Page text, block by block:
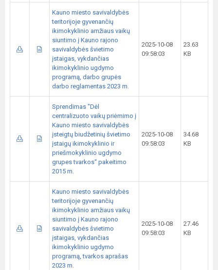
Kauno miesto savivaldybės
teritorijoje gyvenančių
ikimokyklinio amžiaus vaikų
siuntimo į Kauno rajono
savivaldybės švietimo
įstaigas, vykdančias
ikimokyklinio ugdymo
programą, darbo grupės
darbo reglamentas 2023 m.
2025-10-08
09:58:03
23.63
KB
Sprendimas "Dėl
centralizuoto vaikų priėmimo į
Kauno miesto savivaldybės
įsteigtų biudžetinių švietimo
įstaigų ikimokyklinio ir
priešmokyklinio ugdymo
grupes tvarkos“ pakeitimo
2015 m.
2025-10-08
09:58:03
34.68
KB
Kauno miesto savivaldybės
teritorijoje gyvenančių
ikimokyklinio amžiaus vaikų
siuntimo į Kauno rajono
savivaldybės švietimo
įstaigas, vykdančias
ikimokyklinio ugdymo
programą, tvarkos aprašas
2023 m.
2025-10-08
09:58:03
27.46
KB